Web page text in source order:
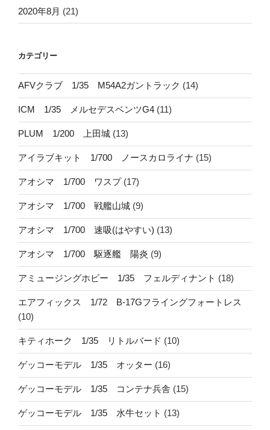
2020年8月 (21)
カテゴリー
AFVクラブ 1/35 M54A2ガントラック (14)
ICM 1/35 メルセデスベンツG4 (11)
PLUM 1/200 上田城 (13)
アイラブキット 1/700 ノースカロライナ (15)
アオシマ 1/700 ワスプ(17)
アオシマ 1/700 戦艦山城 (9)
アオシマ 1/700 速吸(はやすい) (13)
アオシマ 1/700 駆逐艦 陽炎 (9)
アミュージングホビー 1/35 フェルディナント (18)
エアフィックス 1/72 B-17Gフライングフォートレス
(10)
キティホーク 1/35 リトルバード (10)
ゲッコーモデル 1/35 オッター (16)
ゲッコーモデル 1/35 コンテナ兵舎 (15)
ゲッコーモデル 1/35 水牛セット (13)